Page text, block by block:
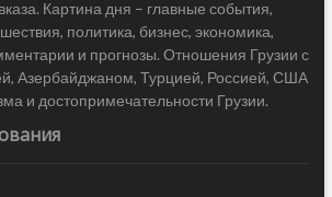
Картина дня – главные события,
политика, бизнес, экономика,
и прогнозы. Отношения Грузии с
Азербайджаном, Турцией, Россией, США
и достопримечательности Грузии.